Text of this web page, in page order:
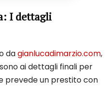
I dettagli
dagianlucadimarzio.com,
ai dettagli finali per
prevede un prestito con